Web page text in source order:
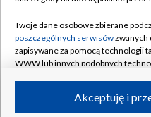
Rada Programowa
System NOS
Informacje o nadawcy
Program dla prasy
Twoje dane osobowe zbierane
poszczególnych serwisówzwanych
zapisywane za pomocą technologii
WWW lub innych podobnych
ruchu w Internecie.Akceptuję i